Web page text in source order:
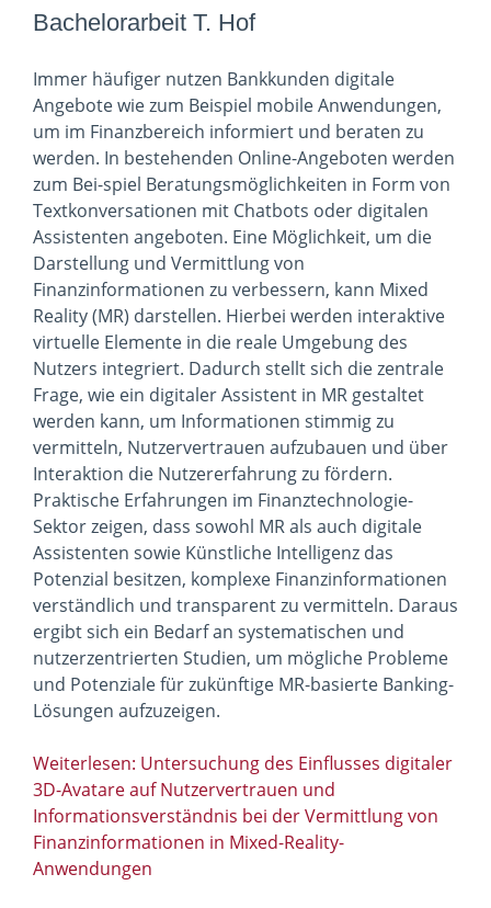
Bachelorarbeit T. Hof
Immer häufiger nutzen Bankkunden digitale
Angebote wie zum Beispiel mobile Anwendungen,
um im Finanzbereich informiert und beraten zu
werden. In bestehenden Online-Angeboten werden
zum Bei-spiel Beratungsmöglichkeiten in Form von
Textkonversationen mit Chatbots oder digitalen
Assistenten angeboten. Eine Möglichkeit, um die
Darstellung und Vermittlung von
Finanzinformationen zu verbessern, kann Mixed
Reality (MR) darstellen. Hierbei werden interaktive
virtuelle Elemente in die reale Umgebung des
Nutzers integriert. Dadurch stellt sich die zentrale
Frage, wie ein digitaler Assistent in MR gestaltet
werden kann, um Informationen stimmig zu
vermitteln, Nutzervertrauen aufzubauen und über
Interaktion die Nutzererfahrung zu fördern.
Praktische Erfahrungen im Finanztechnologie-
Sektor zeigen, dass sowohl MR als auch digitale
Assistenten sowie Künstliche Intelligenz das
Potenzial besitzen, komplexe Finanzinformationen
verständlich und transparent zu vermitteln. Daraus
ergibt sich ein Bedarf an systematischen und
nutzerzentrierten Studien, um mögliche Probleme
und Potenziale für zukünftige MR-basierte Banking-
Lösungen aufzuzeigen.
Weiterlesen: Untersuchung des Einflusses digitaler
3D-Avatare auf Nutzervertrauen und
Informationsverständnis bei der Vermittlung von
Finanzinformationen in Mixed-Reality-
Anwendungen